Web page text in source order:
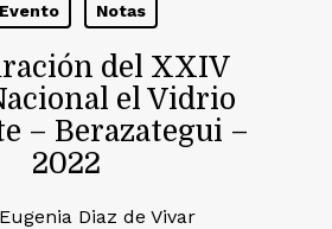
Evento Notas
del XXIV
el Vidrio
– Berazategui –
2022
Diaz de Vivar